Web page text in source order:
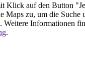
Klick auf den Button
Maps zu, um die Suche
Weitere Informationen
.